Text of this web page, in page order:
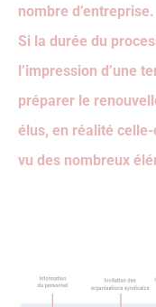
nombre d’entreprise.
Si la durée du
l’impression d’une
préparer le
élus, en réalité
vu des nombreux